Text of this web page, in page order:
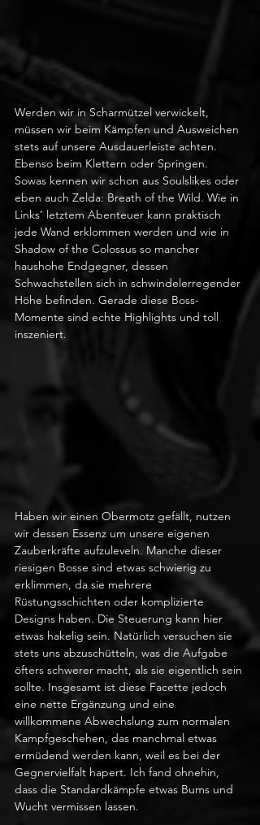
Werden wir in Scharmützel verwickelt,
müssen wir beim Kämpfen und Ausweichen
stets auf unsere Ausdauerleiste achten.
Ebenso beim Klettern oder Springen.
Sowas kennen wir schon aus Soulslikes oder
eben auch Zelda: Breath of the Wild. Wie in
Links’ letztem Abenteuer kann praktisch
jede Wand erklommen werden und wie in
Shadow of the Colossus so mancher
haushohe Endgegner, dessen
Schwachstellen sich in schwindelerregender
Höhe befinden. Gerade diese Boss-
Momente sind echte Highlights und toll
inszeniert.
Haben wir einen Obermotz gefällt, nutzen
wir dessen Essenz um unsere eigenen
Zauberkräfte aufzuleveln. Manche dieser
riesigen Bosse sind etwas schwierig zu
erklimmen, da sie mehrere
Rüstungsschichten oder komplizierte
Designs haben. Die Steuerung kann hier
etwas hakelig sein. Natürlich versuchen sie
stets uns abzuschütteln, was die Aufgabe
öfters schwerer macht, als sie eigentlich sein
sollte. Insgesamt ist diese Facette jedoch
eine nette Ergänzung und eine
willkommene Abwechslung zum normalen
Kampfgeschehen, das manchmal etwas
ermüdend werden kann, weil es bei der
Gegnervielfalt hapert. Ich fand ohnehin,
dass die Standardkämpfe etwas Bums und
Wucht vermissen lassen.